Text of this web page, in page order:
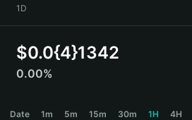
ภาษาไทย
हिन्दी
Español
Português (Brasil)
1D
$0.0{4}1342
0.00%
Date 1m 5m 15m 30m 1H 4H